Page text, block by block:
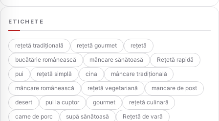
ETICHETE
rețetă tradițională rețetă gourmet
rețetă
bucătărie românească
mâncare sănătoasă
Rețetă rapidă
pui
rețetă simplă cina
mâncare tradițională
mâncare românească
rețetă vegetariană
mancare de post
desert
pui la cuptor gourmet
rețetă culinară
carne de porc
supă sănătoasă Rețetă de vară